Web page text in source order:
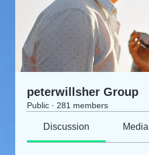
peterwillsher Group
Public · 281 members
Discussion Media